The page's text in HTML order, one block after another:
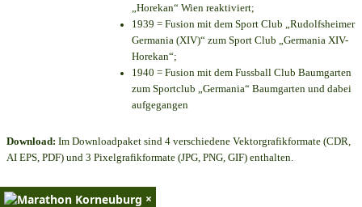
„Horekan“ Wien reaktiviert;
1939 = Fusion mit dem Sport Club „Rudolfsheimer
Germania (XIV)“ zum Sport Club „Germania XIV-
Horekan“;
1940 = Fusion mit dem Fussball Club Baumgarten
zum Sportclub „Germania“ Baumgarten und dabei
aufgegangen
Download: Im Downloadpaket sind 4 verschiedene Vektorgrafikformate (CDR,
AI EPS, PDF) und 3 Pixelgrafikformate (JPG, PNG, GIF) enthalten.
×